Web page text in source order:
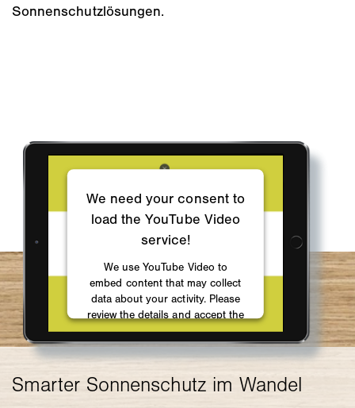
Sonnenschutzlösungen.